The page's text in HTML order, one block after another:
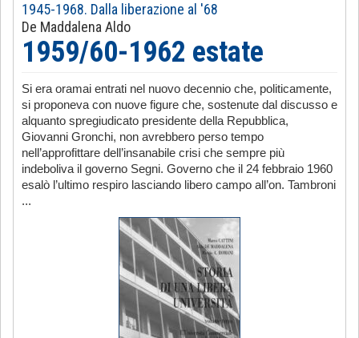
1945-1968. Dalla liberazione al '68
De Maddalena Aldo
1959/60-1962 estate
Si era oramai entrati nel nuovo decennio che, politicamente,
si proponeva con nuove figure che, sostenute dal discusso e
alquanto spregiudicato presidente della Repubblica,
Giovanni Gronchi, non avrebbero perso tempo
nell’approfittare dell’insanabile crisi che sempre più
indeboliva il governo Segni. Governo che il 24 febbraio 1960
esalò l’ultimo respiro lasciando libero campo all’on. Tambroni
...